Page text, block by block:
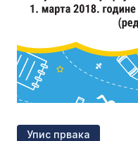
Упис првака